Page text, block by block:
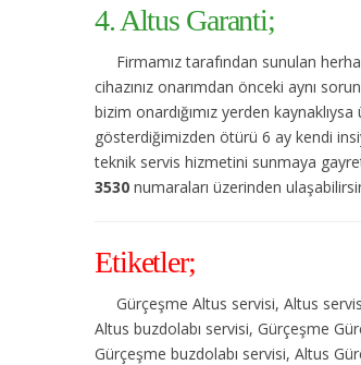
4. Altus Garanti;
Firmamız tarafından sunulan
cihazınız onarımdan önceki aynı
bizim onardığımız yerden
gösterdiğimizden ötürü 6 ay kendi
teknik servis hizmetini sunmaya
3530 numaraları üzerinden
Etiketler;
Gürçeşme Altus servisi, Altus
Altus buzdolabı servisi, Gürçeşme
Gürçeşme buzdolabı servisi, Altus